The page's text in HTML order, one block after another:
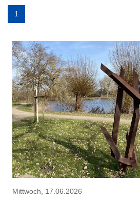
1
Mittwoch, 17.06.2026